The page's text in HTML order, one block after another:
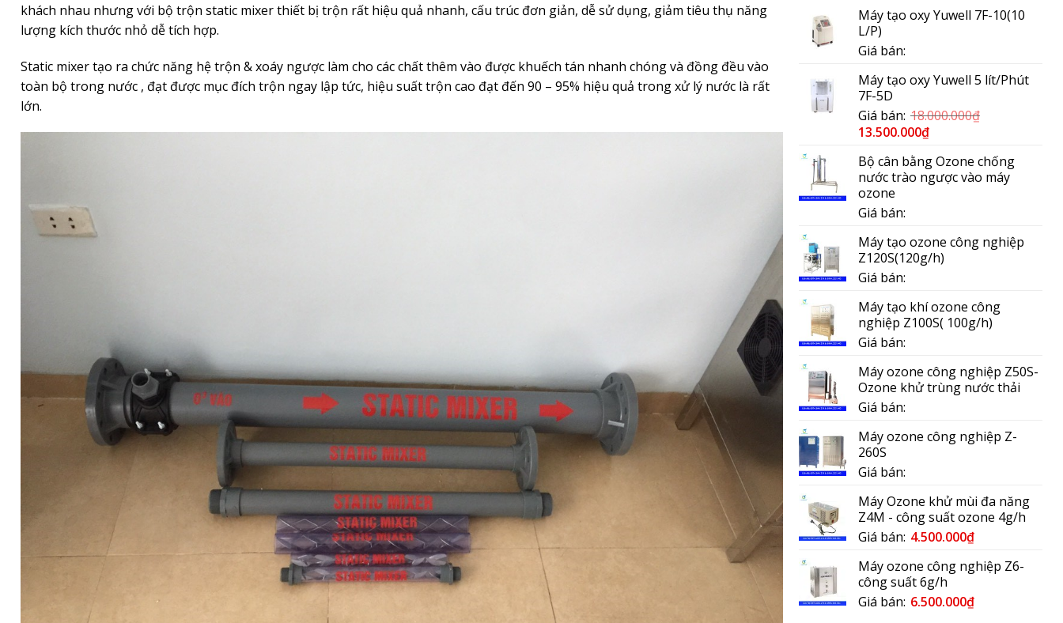
khách nhau nhưng với bộ trộn static mixer thiết bị trộn rất hiệu quả nhanh, cấu trúc đơn giản, dễ sử dụng, giảm tiêu thụ năng
lượng kích thước nhỏ dễ tích hợp.
Static mixer tạo ra chức năng hệ trộn & xoáy ngược làm cho các chất thêm vào được khuếch tán nhanh chóng và đồng đều vào
toàn bộ trong nước , đạt được mục đích trộn ngay lập tức, hiệu suất trộn cao đạt đến 90 – 95% hiệu quả trong xử lý nước là rất
lớn.
Máy tạo oxy Yuwell 7F-10(10
L/P)
Giá bán:
Máy tạo oxy Yuwell 5 lít/Phút
7F-5D
Giá bán: 18.000.000₫
13.500.000₫
Bộ cân bằng Ozone chống
nước trào ngược vào máy
ozone
Giá bán:
Máy tạo ozone công nghiệp
Z120S(120g/h)
Giá bán:
Máy tạo khí ozone công
nghiệp Z100S( 100g/h)
Giá bán:
Máy ozone công nghiệp Z50S-
Ozone khử trùng nước thải
Giá bán:
Máy ozone công nghiệp Z-
260S
Giá bán:
Máy Ozone khử mùi đa năng
Z4M - công suất ozone 4g/h
Giá bán: 4.500.000₫
Máy ozone công nghiệp Z6-
công suất 6g/h
Giá bán: 6.500.000₫